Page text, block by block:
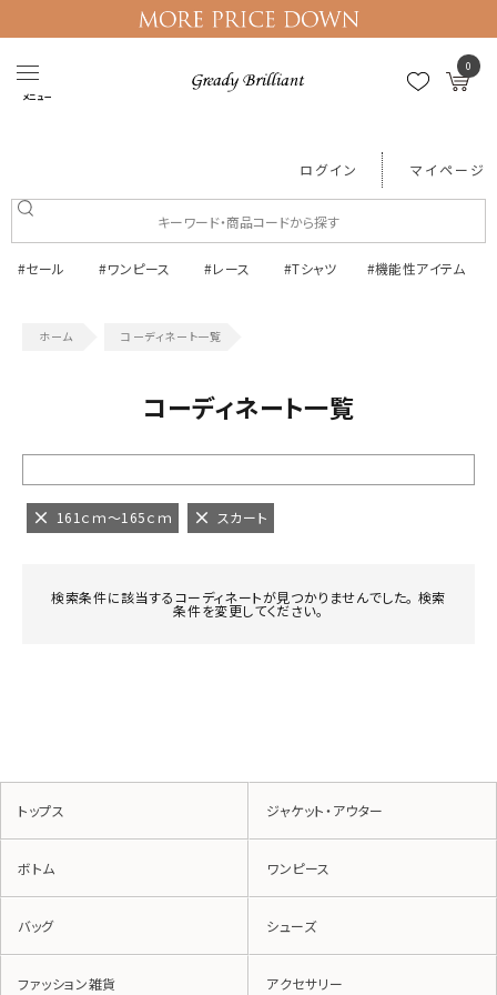
メニュー
0
ログイン マイページ
#セール #ワンピース #レース #Tシャツ #機能性アイテム
コーディネート一覧
コーディネート一覧
161ｃｍ～165ｃｍ スカート
検索条件に該当するコーディネートが見つかりませんでした。 検索
条件を変更してください。
トップス ジャケット・アウター
ボトム ワンピース
バッグ シューズ
ファッション雑貨 アクセサリー